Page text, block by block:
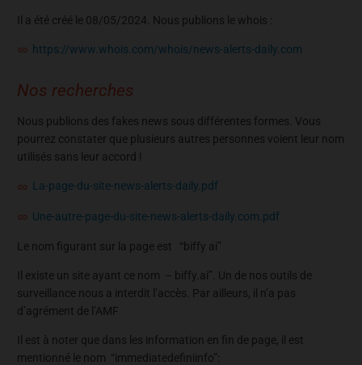
Il a été créé le 08/05/2024. Nous publions le whois :
https://www.whois.com/whois/news-alerts-daily.com
Nos recherches
Nous publions des fakes news sous différentes formes. Vous
pourrez constater que plusieurs autres personnes voient leur nom
utilisés sans leur accord !
La-page-du-site-news-alerts-daily.pdf
Une-autre-page-du-site-news-alerts-daily.com.pdf
Le nom figurant sur la page est “biffy ai”
Il existe un site ayant ce nom – biffy.ai”. Un de nos outils de
surveillance nous a interdit l’accès. Par ailleurs, il n’a pas
d’agrément de l’AMF
Il est à noter que dans les information en fin de page, il est
mentionné le nom “immediatedefiniinfo”: